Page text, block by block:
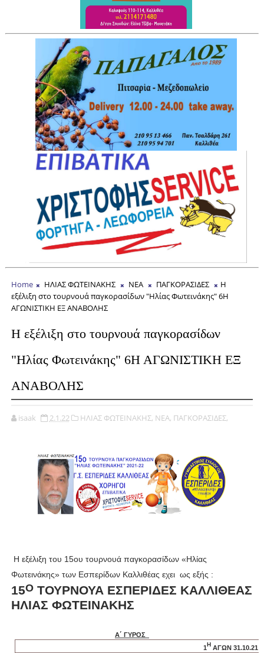
Home ΗΛΙΑΣ ΦΩΤΕΙΝΑΚΗΣ ΝΕΑ ΠΑΓΚΟΡΑΣΙΔΕΣ
H
εξέλιξη στο τουρνουά παγκορασίδων "Ηλίας Φωτεινάκης" 6Η
ΑΓΩΝΙΣΤΙΚΗ ΕΞ ΑΝΑΒΟΛΗΣ
H εξέλιξη στο τουρνουά παγκορασίδων
"Ηλίας Φωτεινάκης" 6Η ΑΓΩΝΙΣΤΙΚΗ ΕΞ
ΑΝΑΒΟΛΗΣ
isaak 2.1.22 ΗΛΙΑΣ ΦΩΤΕΙΝΑΚΗΣ, ΝΕΑ, ΠΑΓΚΟΡΑΣΙΔΕΣ,
Η εξέλιξη του 15ου τουρνουά παγκορασίδων «Ηλίας
Φωτεινάκης» των Εσπερίδων Καλλιθέας εχει ως εξής :
15ΟΤΟΥΡΝΟΥΑ ΕΣΠΕΡΙΔΕΣ ΚΑΛΛΙΘΕΑΣ
ΗΛΙΑΣ ΦΩΤΕΙΝΑΚΗΣ
A΄ ΓΥΡΟΣ
1Η ΑΓΩΝ 31.10.21